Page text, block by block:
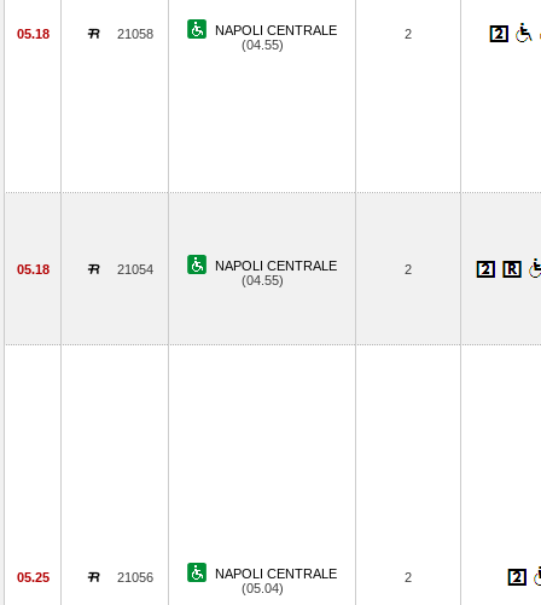
05.18 21058
NAPOLI CENTRALE
(04.55)
2
05.18 21054
NAPOLI CENTRALE
(04.55)
2
05.25 21056
NAPOLI CENTRALE
(05.04)
2